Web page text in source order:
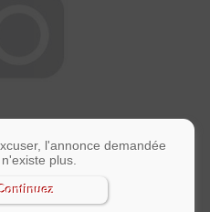
90 Evolution
l'annonce demandée
n'existe plus.